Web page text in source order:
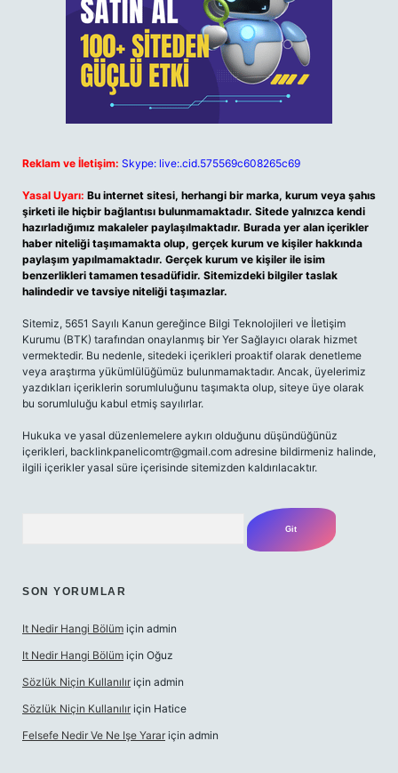
Reklam ve İletişim: Skype: live:.cid.575569c608265c69
Yasal Uyarı: Bu internet sitesi, herhangi bir marka, kurum veya şahıs
şirketi ile hiçbir bağlantısı bulunmamaktadır. Sitede yalnızca kendi
hazırladığımız makaleler paylaşılmaktadır. Burada yer alan içerikler
haber niteliği taşımamakta olup, gerçek kurum ve kişiler hakkında
paylaşım yapılmamaktadır. Gerçek kurum ve kişiler ile isim
benzerlikleri tamamen tesadüfidir. Sitemizdeki bilgiler taslak
halindedir ve tavsiye niteliği taşımazlar.
Sitemiz, 5651 Sayılı Kanun gereğince Bilgi Teknolojileri ve İletişim
Kurumu (BTK) tarafından onaylanmış bir Yer Sağlayıcı olarak hizmet
vermektedir. Bu nedenle, sitedeki içerikleri proaktif olarak denetleme
veya araştırma yükümlülüğümüz bulunmamaktadır. Ancak, üyelerimiz
yazdıkları içeriklerin sorumluluğunu taşımakta olup, siteye üye olarak
bu sorumluluğu kabul etmiş sayılırlar.
Hukuka ve yasal düzenlemelere aykırı olduğunu düşündüğünüz
içerikleri, backlinkpanelicomtr@gmail.com adresine bildirmeniz halinde,
ilgili içerikler yasal süre içerisinde sitemizden kaldırılacaktır.
SON YORUMLAR
It Nedir Hangi Bölüm için admin
It Nedir Hangi Bölüm için Oğuz
Sözlük Niçin Kullanılır için admin
Sözlük Niçin Kullanılır için Hatice
Felsefe Nedir Ve Ne Işe Yarar için admin